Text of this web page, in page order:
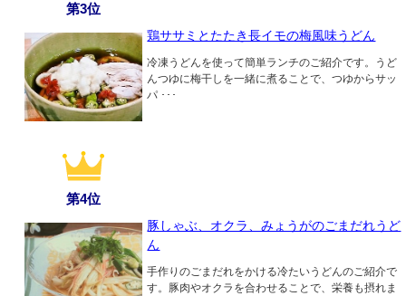
第3位
鶏ササミとたたき長イモの梅風味うどん
冷凍うどんを使って簡単ランチのご紹介です。うど
んつゆに梅干しを一緒に煮ることで、つゆからサッ
パ ･･･
第4位
豚しゃぶ、オクラ、みょうがのごまだれうど
ん
手作りのごまだれをかける冷たいうどんのご紹介で
す。豚肉やオクラを合わせることで、栄養も摂れま